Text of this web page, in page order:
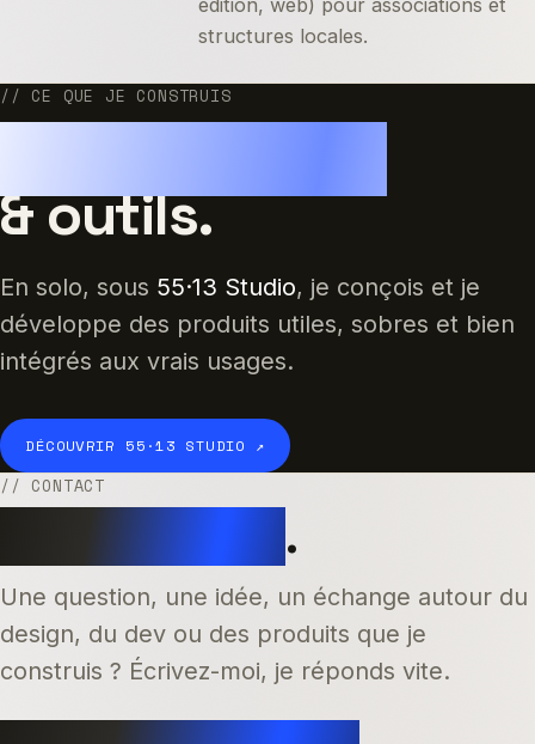
édition, web) pour associations et
structures locales.
// CE QUE JE CONSTRUIS
& outils.
En solo, sous 55·13 Studio, je conçois et je
développe des produits utiles, sobres et bien
intégrés aux vrais usages.
DÉCOUVRIR 55·13 STUDIO ↗
// CONTACT
.
Une question, une idée, un échange autour du
design, du dev ou des produits que je
construis ? Écrivez-moi, je réponds vite.